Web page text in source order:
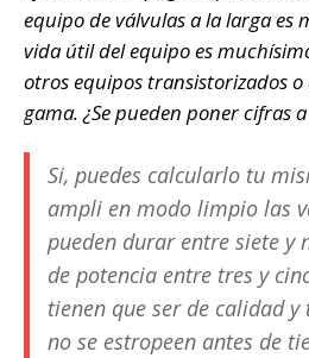
equipo de válvulas a la larga es
vida útil del equipo es
otros equipos transistorizados
gama. ¿Se pueden poner cifras
Si, puedes calcularlo tu
ampli en modo limpio las
pueden durar entre siete y
de potencia entre tres y
tienen que ser de calidad
no se estropeen antes de